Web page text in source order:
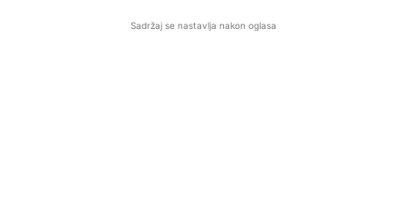
Sadržaj se nastavlja nakon oglasa